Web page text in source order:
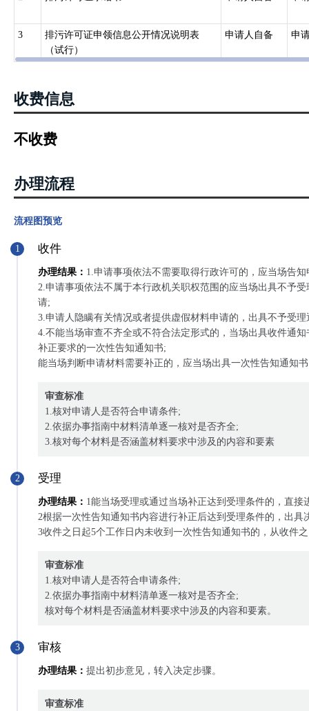
《关于修改〈中华人民共和国水污染防治法〉的决定》第二次修正
第二十一条：“直接或者间接向水体排放工业废水和医疗污水以及其
单位和其他生产经营者，应当取得排污许可证；城镇污水集中处理
四、《中华人民共和国土壤污染防治法》（2018年8月31日第十三届
第二十一条：“...土壤污染重点监管单位应当履行下列义务:（一）严
情况；...前款规定的义务应当在排污许可证中载明...”
3
排污许可证申领信息公开情况说明表
（试行）
申请人自备 申
收费信息
不收费
办理流程
流程图预览
1 收件
办理结果： 1.申请事项依法不需要取得行政许可的，应当场告
2.申请事项依法不属于本行政机关职权范围的应当场出具不予
请;
3.申请人隐瞒有关情况或者提供虚假材料申请的，出具不予受理
4.不能当场审查不齐全或不符合法定形式的，当场出具收件通
补正要求的一次性告知通知书;
能当场判断申请材料需要补正的，应当场出具一次性告知通知
审查标准
1.核对申请人是否符合申请条件;
2.依据办事指南中材料清单逐一核对是否齐全;
3.核对每个材料是否涵盖材料要求中涉及的内容和要素
2 受理
办理结果： 1能当场受理或通过当场补正达到受理条件的，直接
2根据一次性告知通知书内容进行补正后达到受理条件的，出具
3收件之日起5个工作日内未收到一次性告知通知书的，从收件
审查标准
1.核对申请人是否符合申请条件;
2.依据办事指南中材料清单逐一核对是否齐全;
核对每个材料是否涵盖材料要求中涉及的内容和要素。
3 审核
办理结果： 提出初步意见，转入决定步骤。
审查标准